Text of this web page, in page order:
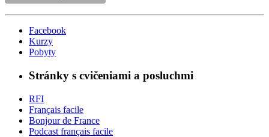
Facebook
Kurzy
Pobyty
Stránky s cvičeniami a posluchmi
RFI
Français facile
Bonjour de France
Podcast français facile